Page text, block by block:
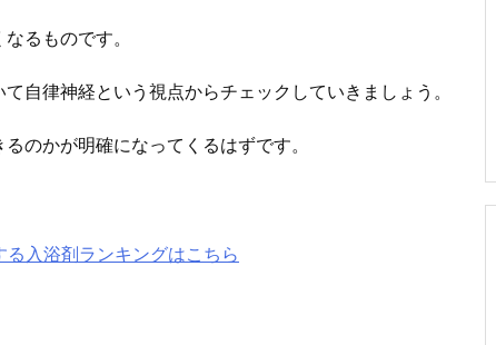
るものです。
自律神経という視点からチェックしていきましょう。
のかが明確になってくるはずです。
入浴剤ランキングはこちら